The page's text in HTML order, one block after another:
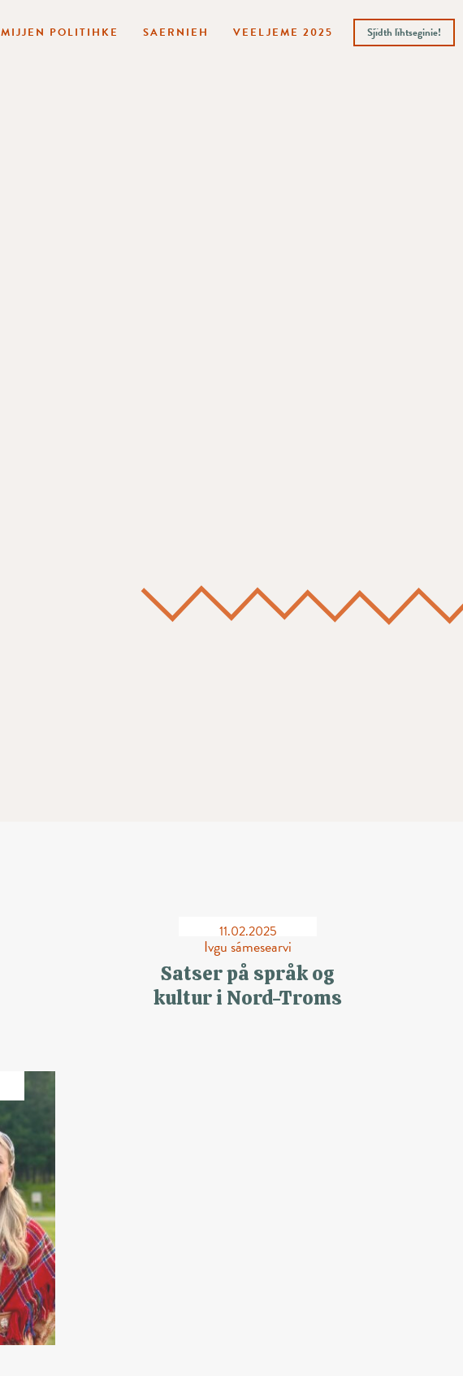
MIJJEN POLITIHKE SAERNIEH VEELJEME 2025 Sjïdth lïhtseginie!
11.02.2025
Ivgu sámesearvi
Satser på språk og
kultur i Nord-Troms